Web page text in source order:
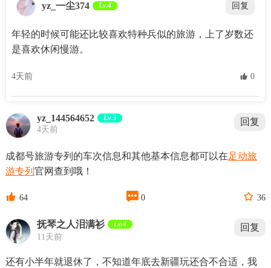
yz_一尘374 Lv.4 回复
年轻的时候可能还比较喜欢特种兵似的旅游，上了岁数还
是喜欢休闲慢游。
4天前  0
yz_144564652 Lv.3
4天前
回复
成都号旅游专列的车次信息和其他基本信息都可以在足动旅
游专列 官网查到哦！
 64  0  36
抚琴之人泪满衫 Lv.4
11天前
回复
还有小半年就退休了，不知道年底去新疆玩还合不合适，我